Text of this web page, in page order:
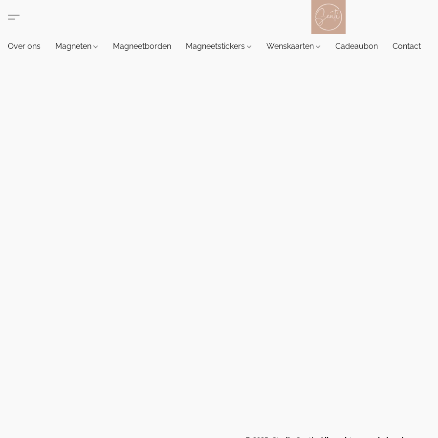
Over ons Magneten Magneetborden Magneetstickers Wenskaarten Cadeaubon Contact